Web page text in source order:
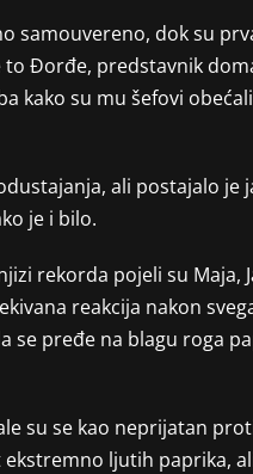
samouvereno, dok su
Đorđe, predstavnik
kako su mu šefovi
ali postajalo je
je i bilo.
rekorda pojeli su Maja,
reakcija nakon
pređe na blagu roga
su se kao neprijatan
ljutih paprika,